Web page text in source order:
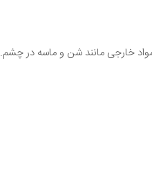
خارجی مانند شن و ماسه در چشم.